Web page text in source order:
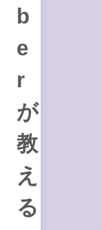
b
e
r
が
教
え
る